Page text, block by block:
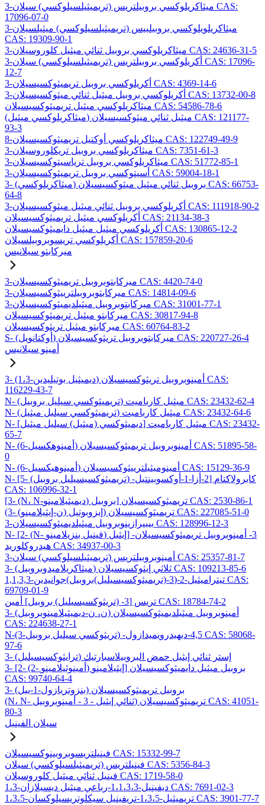
3-ميثاكريلوكسي بروبيلتريس (تريميثيلسيلوكسي) سيلان CAS:
17096-07-0
3-ميثاكريلويلوكسي بروبيلبيس (تريميثيلسيلوكسي) ميثيلسيلان
CAS: 19309-90-1
3-ميثاكريلوكسي بروبيل ثنائي ميثيل كلوروسيلان CAS: 24636-31-5
3-أكريلوكسي بروبيلتريس (تريميثيلسيلوكسي) سيلان CAS: 17096-
12-7
3-أكريلوكسي بروبيل تريميثوكسيسيلان CAS: 4369-14-6
3-أكريلوكسي بروبيل ميثيل ثنائي ميثوكسيسيلان CAS: 13732-00-8
ميثاكريلوكسي ميثيل تريميثوكسيسيلان CAS: 54586-78-6
(ميثاكريلوكسي ميثيل) ميثيل ثنائي ميثوكسيسيلان CAS: 121177-
93-3
8-ميثاكريلوكسي أوكتيل تريميثوكسيسيلان CAS: 122749-49-9
3-ميثاكريلوكسي بروبيل تريكلوروسيلان CAS: 7351-61-3
3-ميثاكريلوكسي بروبيل ترياسيتوكسيسيلان CAS: 51772-85-1
3-أسيتوكسي بروبيل تريميثوكسيسيلان CAS: 59004-18-1
3- (ميثاكريلوكسي) بروبيل ثنائي ميثيل ميثوكسيسيلان CAS: 66753-
64-8
3-أكريلوكسي بروبيل ثنائي ميثيل ميثوكسيسيلان CAS: 111918-90-2
أكريلوكسي ميثيل تريميثوكسيسيلان CAS: 21134-38-3
أكريلوكسي ميثيل ميثيل دايميثوكسيسيلان CAS: 130865-12-2
أكريلوكسي تريسوبروبيلسيلان CAS: 157859-20-6
ميركابتو سيلانيس
3-ميركابتوبروبيل تريميثوكسيسيلان CAS: 4420-74-0
3-ميركابتوبروبيلترييثوكسيسيلان CAS: 14814-09-6
3-ميركابتوبروبيل ميثيلديميثوكسيسيلان CAS: 31001-77-1
ميركابتو ميثيل تريميثوكسيسيلان CAS: 30817-94-8
ميركابتو ميثيل تريثوكسيسيلان CAS: 60764-83-2
S- (أوكتانويل) ميركابتوبروبيل تريثوكسيسيلان CAS: 220727-26-4
أمينو سيلانيس
3- (1،3-ديميثيل بوتيليدين) أمينوبروبيل تريثوكسيسيلان CAS:
116229-43-7
N- (تريميثوكسي سيليل بروبيل) ميثيل كارباميت CAS: 23432-62-4
N- (تريميثوكسي سيليل ميثيل) ميثيل كارباميت CAS: 23432-64-6
N- [ديميثوكسي (ميثيل) سيليل ميثيل] ميثيل كارباميت CAS: 23432-
65-7
N- (6-أمينوهكسيل) أمينوبروبيل تريميثوكسيسيلان CAS: 51895-58-
0
N- (6-أمينوهيكسيل) أمينوميثيلترييثوكسيسيلان CAS: 15129-36-9
N- [5- (تريميثوكسيسيليل بروبيل) -2-أزا-1-أوكسوبينتيل] كابرولاكتام
CAS: 106996-32-1
[3- (N، N-ديميثيلامينو) بروبيل] تريميثوكسيسيلان CAS: 2530-86-1
(3- (ن-إيثيلامينو) إيزوبوتيل) تريميثوكسيسيلان CAS: 227085-51-0
3-بيبيرازينوبروبيل ميثيلديميثوكسيسيلان CAS: 128996-12-3
N- [2- (N- فينيل بنزيلامينو) إيثيل] -3- أمينوبروبيل تريميثوكسيسيلان
هيدروكلوريد CAS: 34937-00-3
3-أمينوبروبيلتريس (تريميثيلسيلوكسي) سيلان CAS: 25357-81-7
3- (ميثاكريلاميدوبروبيل) ثلاثي إيثوكسيسيلان CAS: 109213-85-6
1,1,3,3-تيتراميثيل-2-(3-(تريميثوكسيسيليل)بروبيل)جوانيدين CAS:
69709-01-9
تريس [3- (تريثوكسيسيليل) بروبيل] أمين CAS: 18784-74-2
3- (ن، ن-ديميثيلامينوبروبيل) أمينوبروبيل ميثيلديميثوكسيسيلان
CAS: 224638-27-1
N-(3-تريثوكسي سيليل بروبيل) -4,5-ديهيدرويميدازول CAS: 58068-
97-6
3- (ترايثوكسيسيليل) إستر ثنائي إيثيل حمض البروبيلاسبارتيك
3- [2- (2- أمينوثيلامينو) إيثيلامينو] بروبيل ميثيل دايميثوكسيسيلان
CAS: 99740-64-4
3- (بنزوتريازول-1-ييل) بروبيل تريميثوكسيسيلان
(N، N- ثنائي إيثيل - 3 - أمينوبروبيل) تريميثوكسيسيلان CAS: 41051-
80-3
سيلان الفينيل
فينيلتريسوبروبينوكسيسيلان CAS: 15332-99-7
فينيلتريس (تريميثيلسيلوكسي) سيلان CAS: 5356-84-3
فينيل ثنائي ميثيل كلوروسيلان CAS: 1719-58-0
1،3-ديفينيل-1،1،3،3-رباعي ميثيل ديسيلازان CAS: 7691-02-3
1،3،5-تريميثيل-1،3،5-تريفينيل سيكلوتريسيلوكسان CAS: 3901-77-7